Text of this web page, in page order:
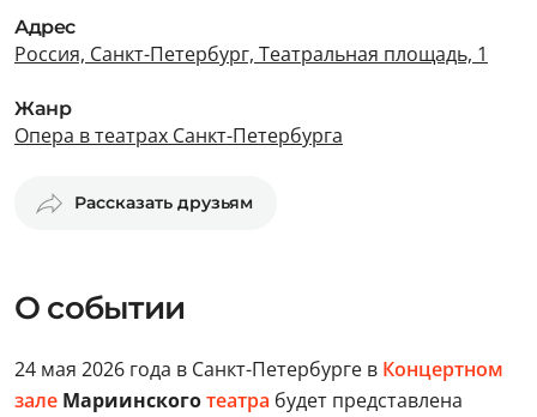
Адрес
Россия, Санкт-Петербург, Театральная площадь, 1
Жанр
Опера в театрах Санкт-Петербурга
Рассказать друзьям
О событии
24 мая 2026 года в Санкт-Петербурге в Концертном
зале Мариинскоготеатра будет представлена